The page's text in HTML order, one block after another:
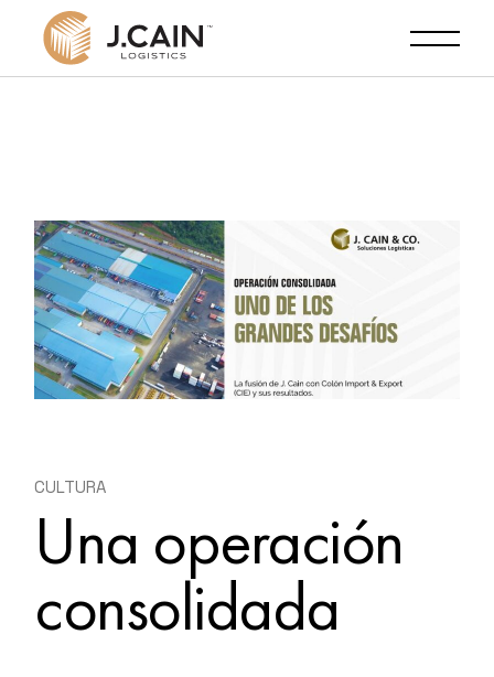
CULTURA
Una operación
consolidada